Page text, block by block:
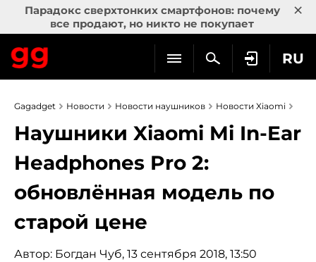
Парадокс сверхтонких смартфонов: почему
все продают, но никто не покупает
×
RU
Gagadget Новости Новости наушников Новости Xiaomi
Наушники Xiaomi Mi In-Ear
Headphones Pro 2:
обновлённая модель по
старой цене
Автор: Богдан Чуб, 13 сентября 2018, 13:50